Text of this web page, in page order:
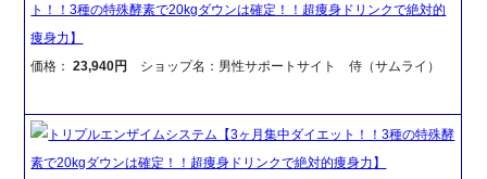
ト！！3種の特殊酵素で20kgダウンは確定！！超痩身ドリンクで絶対的
痩身力】
価格：23,940円 ショップ名：男性サポートサイト 侍（サムライ）
トリプルエンザイムシステム【3ヶ月集中ダイエット！！3種の特殊酵
素で20kgダウンは確定！！超痩身ドリンクで絶対的痩身力】